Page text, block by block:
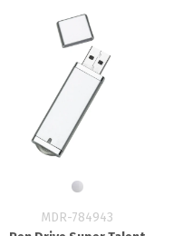
MDR-784943